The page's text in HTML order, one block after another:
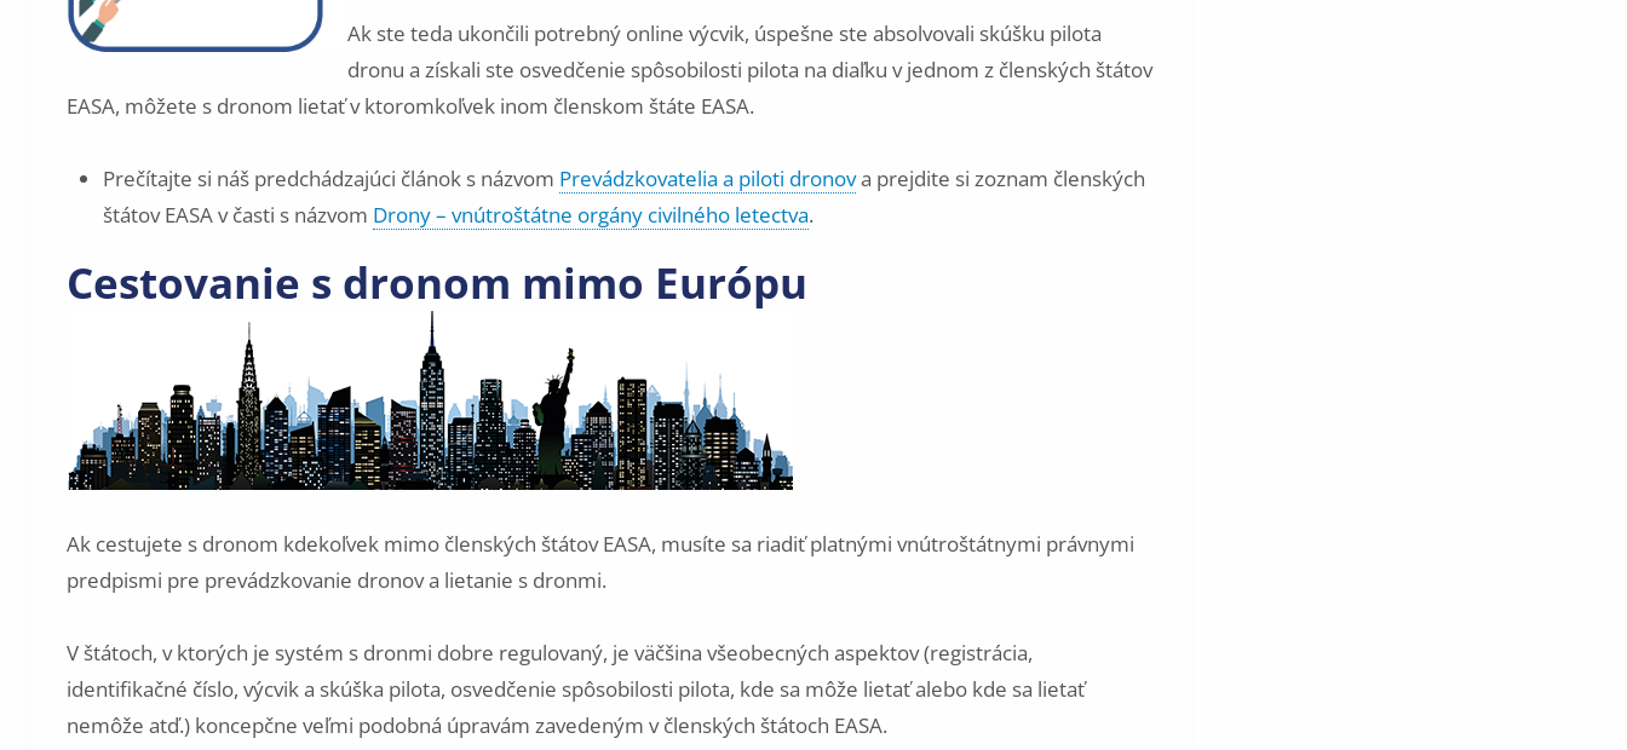
Ak ste teda ukončili potrebný online výcvik, úspešne ste absolvovali skúšku pilota
dronu a získali ste osvedčenie spôsobilosti pilota na diaľku v jednom z členských štátov
EASA, môžete s dronom lietať v ktoromkoľvek inom členskom štáte EASA.
Prečítajte si náš predchádzajúci článok s názvom Prevádzkovatelia a piloti dronova prejdite si zoznam členských
štátov EASA v časti s názvom Drony – vnútroštátne orgány civilného letectva.
Cestovanie s dronom mimo Európu
Ak cestujete s dronom kdekoľvek mimo členských štátov EASA, musíte sa riadiť platnými vnútroštátnymi právnymi
predpismi pre prevádzkovanie dronov a lietanie s dronmi.
V štátoch, v ktorých je systém s dronmi dobre regulovaný, je väčšina všeobecných aspektov (registrácia,
identifikačné číslo, výcvik a skúška pilota, osvedčenie spôsobilosti pilota, kde sa môže lietať alebo kde sa lietať
nemôže atď.) koncepčne veľmi podobná úpravám zavedeným v členských štátoch EASA.